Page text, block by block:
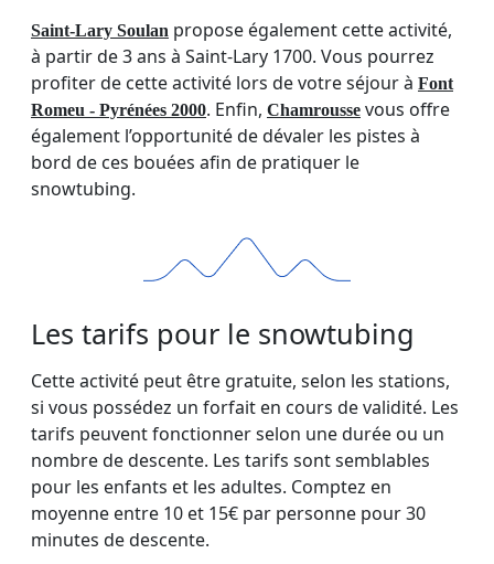
Saint-Lary Soulan propose également cette activité,
à partir de 3 ans à Saint-Lary 1700. Vous pourrez
profiter de cette activité lors de votre séjour à Font
Romeu - Pyrénées 2000. Enfin, Chamrousse vous offre
également l’opportunité de dévaler les pistes à
bord de ces bouées afin de pratiquer le
snowtubing.
Les tarifs pour le snowtubing
Cette activité peut être gratuite, selon les stations,
si vous possédez un forfait en cours de validité. Les
tarifs peuvent fonctionner selon une durée ou un
nombre de descente. Les tarifs sont semblables
pour les enfants et les adultes. Comptez en
moyenne entre 10 et 15€ par personne pour 30
minutes de descente.